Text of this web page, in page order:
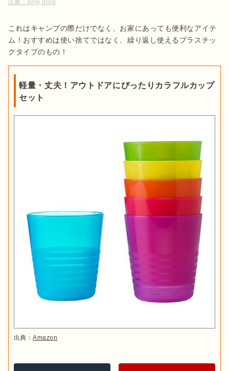
出典：girly drop
これはキャンプの際だけでなく、お家にあっても便利なアイテ
ム！おすすめは使い捨てではなく、繰り返し使えるプラスチッ
クタイプのもの！
軽量・丈夫！アウトドアにぴったりカラフルカップ
セット
出典：Amazon